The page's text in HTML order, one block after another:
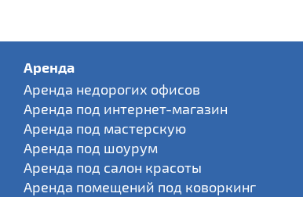
Аренда
Аренда недорогих офисов
Аренда под интернет-магазин
Аренда под мастерскую
Аренда под шоурум
Аренда под салон красоты
Аренда помещений под коворкинг